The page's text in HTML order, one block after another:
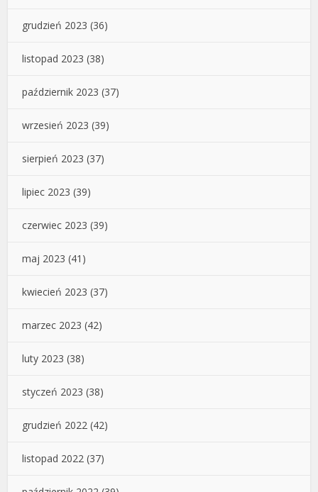
grudzień 2023 (36)
listopad 2023 (38)
październik 2023 (37)
wrzesień 2023 (39)
sierpień 2023 (37)
lipiec 2023 (39)
czerwiec 2023 (39)
maj 2023 (41)
kwiecień 2023 (37)
marzec 2023 (42)
luty 2023 (38)
styczeń 2023 (38)
grudzień 2022 (42)
listopad 2022 (37)